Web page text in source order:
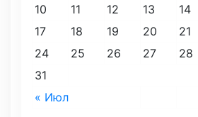
« Июл
10
11 12 13 14
17
18 19 20 21
24
25 26 27 28
31